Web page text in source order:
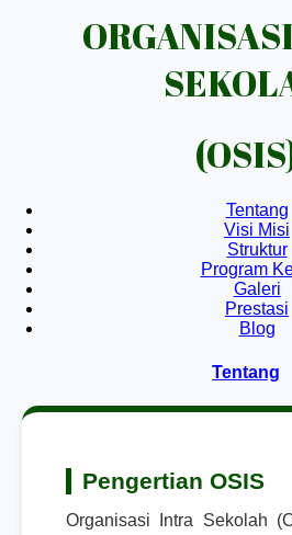
Tentang
Visi Misi
Struktur
Program
Galeri
Prestasi
Blog
Tentang
Pengertian OSIS
Organisasi Intra Sekolah